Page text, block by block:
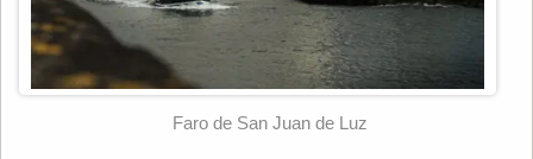
Faro de San Juan de Luz